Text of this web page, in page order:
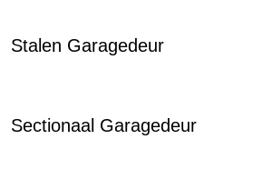
Stalen Garagedeur
Sectionaal Garagedeur